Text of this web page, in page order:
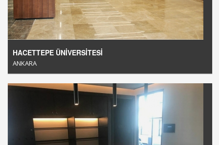
HACETTEPE ÜNİVERSİTESİ
ANKARA